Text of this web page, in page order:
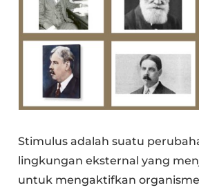
Stimulus adalah suatu
lingkungan eksternal yang
untuk mengaktifkan